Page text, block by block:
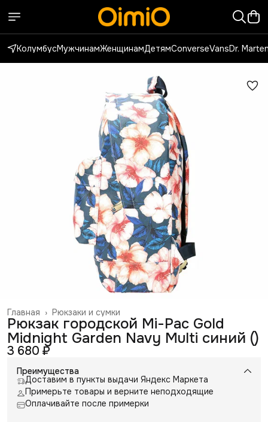
КолумбусМужчинамЖенщинамДетямConverseVansDr.
Рюкзаки и сумки
Главная ›
Рюкзак городской Mi-Pac Gold
Midnight Garden Navy Multi синий ()
3 680 ₽
Преимущества
Доставим в пункты выдачи Яндекс Маркета
Примерьте товары и верните неподходящие
Оплачивайте после примерки